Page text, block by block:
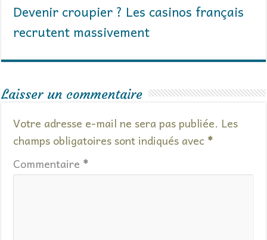
Devenir croupier ? Les casinos français
recrutent massivement
Laisser un commentaire
Votre adresse e-mail ne sera pas publiée. Les
champs obligatoires sont indiqués avec *
Commentaire *